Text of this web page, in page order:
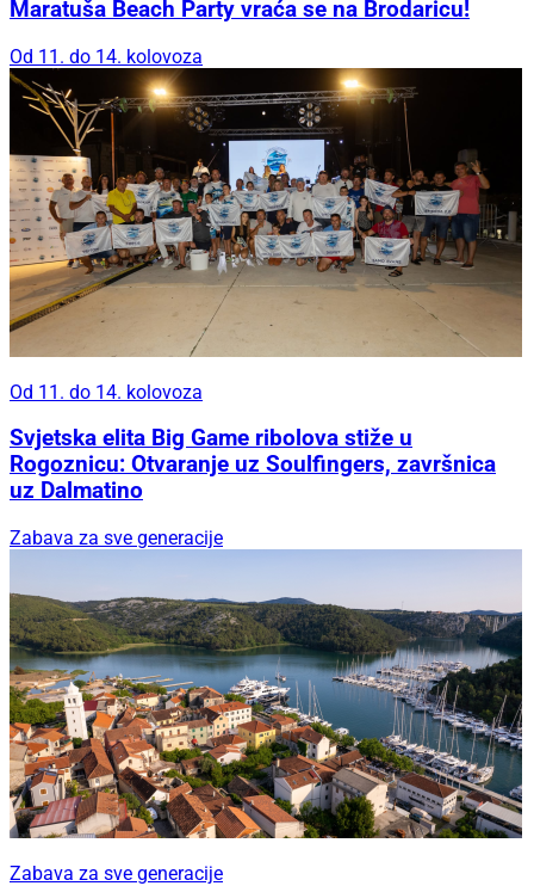
Maratuša Beach Party vraća se na Brodaricu!
Od 11. do 14. kolovoza
Od 11. do 14. kolovoza
Svjetska elita Big Game ribolova stiže u
Rogoznicu: Otvaranje uz Soulfingers, završnica
uz Dalmatino
Zabava za sve generacije
Zabava za sve generacije